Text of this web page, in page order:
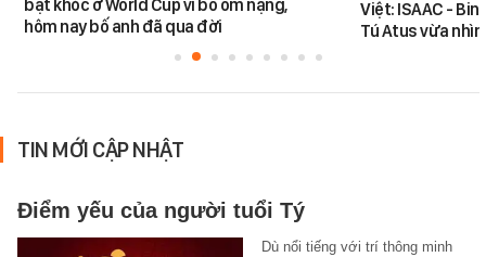
bật khóc ở World Cup vì bố ốm nặng,
hôm nay bố anh đã qua đời
Việt: ISAAC -
Tú Atus vừa
TIN MỚI CẬP NHẬT
Điểm yếu của người tuổi Tý
Dù nổi tiếng với trí thông minh